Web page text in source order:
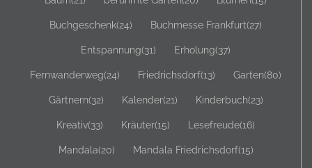
Buchgeschenk(24) Buchmesse Frankfurt(27)
Entspannung(31) Erholung(37)
Fernwanderweg(24) Friedrichsdorf(13) Garten(80)
Gärtnern(32) Kalender(21) Kinderbuch(23)
Kreativ(33) Kräuter(15) Lesefreude(16)
Mandala(20) Mandala Friedrichsdorf(15)